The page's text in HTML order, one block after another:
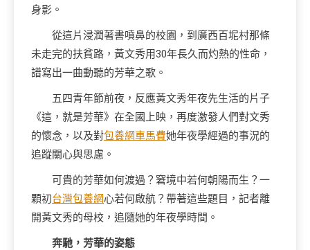
身影。
從這片浸潤著書噴鼻的校園，到廣西百坭村那條
未走完的扶貧路，黃文秀用30年長久而灼熱的性命，
譜寫出一曲動聽的芳華之歌。
五四青年節前夜，反應黃文秀年夜先生活的片子
《這，就是芳華》在全國上映，再度激發人們對文秀
的懷念，以及對包養網車馬費她年夜學經過的事況的
追蹤關心與思慮。
可貴的芳華如何渡過？窘境中若何朝陽而生？一
顆初台灣包養網心若何啟航？帶著這些題目，記者離
開黃文秀的母校，追隨她的年夜學時間。
奔馳，芳華的姿態